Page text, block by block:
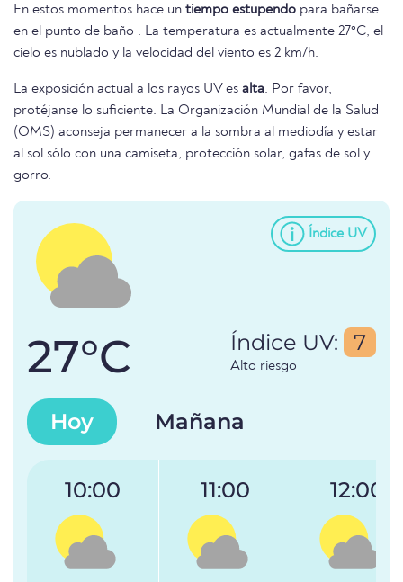
En estos momentos hace un tiempo estupendo para bañarse
en el punto de baño . La temperatura es actualmente 27°C, el
cielo es nublado y la velocidad del viento es 2 km/h.
La exposición actual a los rayos UV es alta. Por favor,
protéjanse lo suficiente. La Organización Mundial de la Salud
(OMS) aconseja permanecer a la sombra al mediodía y estar
al sol sólo con una camiseta, protección solar, gafas de sol y
gorro.
Índice UV
27°C Índice UV: 7
Alto riesgo
Hoy Mañana
10:00 11:00 12:00